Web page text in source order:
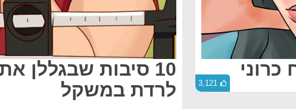
3,121
10 סיבות שבגללן
לרדת במשקל